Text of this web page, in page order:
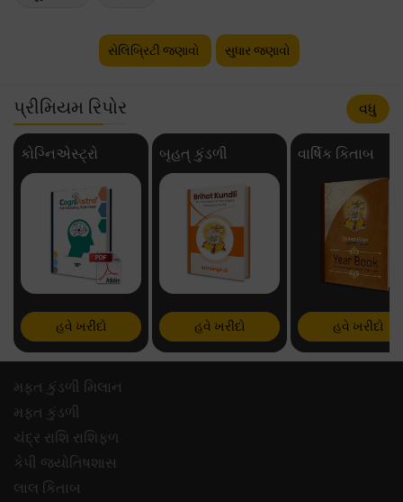
સેલિબ્રિટી જણાવો સુધાર જણાવો
પ્રીમિયમ રિપોર વધુ
કોગ્નિએસ્ટ્રો
હવે ખરીદો
બૃહત્ કુંડળી
હવે ખરીદો
વાર્ષિક કિતાબ
હવે ખરીદો
મફ્ત કુંડળી મિલાન
મફ્ત કુંડળી
ચંદ્ર રાશિ રાશિફળ
કેપી જ્યોતિષશાસ
લાલ કિતાબ